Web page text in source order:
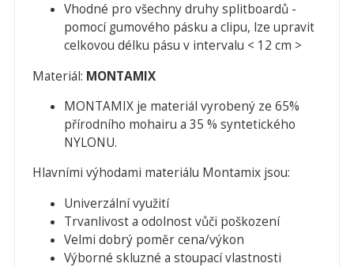
Vhodné pro všechny druhy splitboardů -
pomocí gumového pásku a clipu, lze upravit
celkovou délku pásu v intervalu < 12 cm >
Materiál: MONTAMIX
MONTAMIX je materiál vyrobený ze 65%
přírodního mohairu a 35 % syntetického
NYLONU.
Hlavními výhodami materiálu Montamix jsou:
Univerzální využití
Trvanlivost a odolnost vůči poškození
Velmi dobrý poměr cena/výkon
Výborné skluzné a stoupací vlastnosti